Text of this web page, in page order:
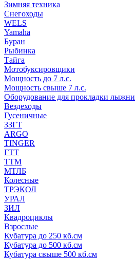
Зимняя техника
Снегоходы
WELS
Yamaha
Буран
Рыбинка
Тайга
Мотобуксировщики
Мощность до 7 л.с.
Мощность свыше 7 л.с.
Оборудование для прокладки лыжни
Вездеходы
Гусеничные
ЗЗГТ
ARGO
TINGER
ГТТ
ТТМ
МТЛБ
Колесные
ТРЭКОЛ
УРАЛ
ЗИЛ
Квадроциклы
Взрослые
Кубатура до 250 кб.см
Кубатура до 500 кб.см
Кубатура свыше 500 кб.см